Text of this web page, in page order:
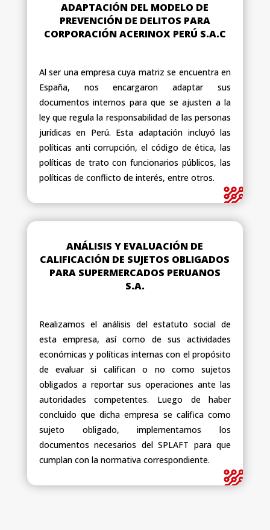
ADAPTACIÓN DEL MODELO DE
PREVENCIÓN DE DELITOS PARA
CORPORACIÓN ACERINOX PERÚ S.A.C
Al ser una empresa cuya matriz se encuentra en
España, nos encargaron adaptar sus
documentos internos para que se ajusten a la
ley que regula la responsabilidad de las personas
jurídicas en Perú. Esta adaptación incluyó las
políticas anti corrupción, el código de ética, las
políticas de trato con funcionarios públicos, las
políticas de conflicto de interés, entre otros.
ANÁLISIS Y EVALUACIÓN DE
CALIFICACIÓN DE SUJETOS OBLIGADOS
PARA SUPERMERCADOS PERUANOS
S.A.
Realizamos el análisis del estatuto social de
esta empresa, así como de sus actividades
económicas y políticas internas con el propósito
de evaluar si califican o no como sujetos
obligados a reportar sus operaciones ante las
autoridades competentes. Luego de haber
concluido que dicha empresa se califica como
sujeto obligado, implementamos los
documentos necesarios del SPLAFT para que
cumplan con la normativa correspondiente.